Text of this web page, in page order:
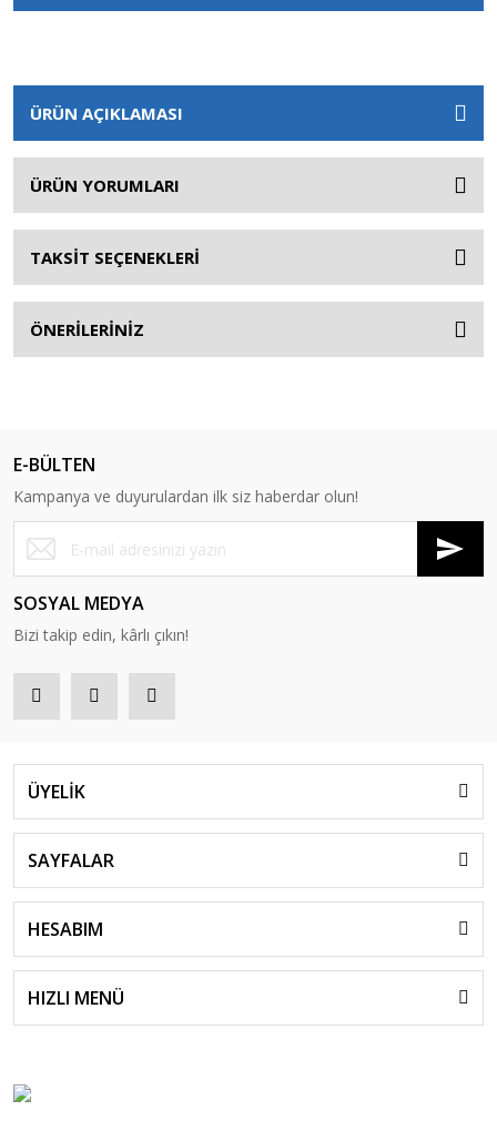
ÜRÜN AÇIKLAMASI
ÜRÜN YORUMLARI
TAKSİT SEÇENEKLERİ
ÖNERİLERİNİZ
E-BÜLTEN
Kampanya ve duyurulardan ilk siz haberdar olun!
SOSYAL MEDYA
Bizi takip edin, kârlı çıkın!
ÜYELİK
SAYFALAR
HESABIM
HIZLI MENÜ